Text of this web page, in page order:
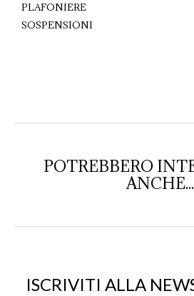
PLAFONIERE
SOSPENSIONI
POTREBBERO
ANCHE...
ISCRIVITI ALLA